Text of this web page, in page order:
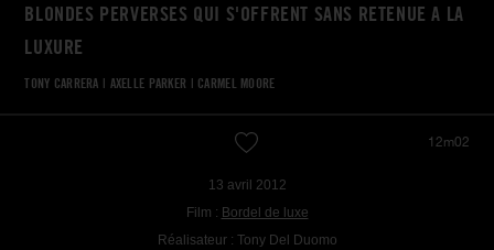
BLONDES PERVERSES QUI S'OFFRENT SANS RETENUE A LA
LUXURE
TONY CARRERA | AXELLE PARKER | CARMEL MOORE
12m02
13 avril 2012
Film : Bordel de luxe
Réalisateur : Tony Del Duomo